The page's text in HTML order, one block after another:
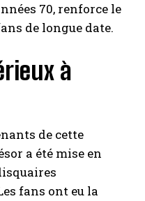
70, renforce le
de longue date.
à
de cette
a été mise en
fans ont eu la